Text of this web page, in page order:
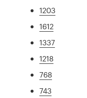
1203
1612
1337
1218
768
743